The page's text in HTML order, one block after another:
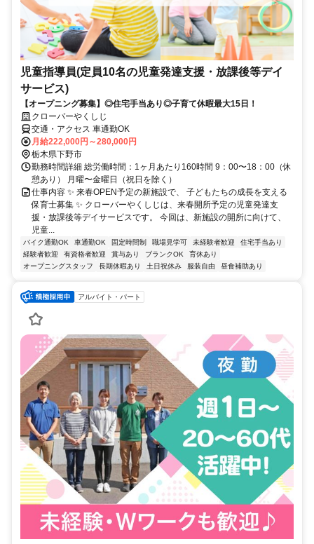
児童指導員(定員10名の児童発達支援・放課後等デイ
サービス)
【オープニング募集】◎住宅手当あり◎子育て休暇最大15日！
クローバーやくしじ
交通・アクセス 車通勤OK
月給222,000円～280,000円
栃木県下野市
勤務時間詳細 総労働時間：1ヶ月あたり160時間 9：00〜18：00（休
憩あり） 月曜〜金曜日（祝日を除く）
仕事内容 ✨ 来春OPEN予定の新施設で、 子どもたちの成長を支える
保育士募集 ✨ クローバーやくしじは、来春開所予定の児童発達支
援・放課後等デイサービスです。 今回は、新施設の開所に向けて、
児童...
バイク通勤OK 車通勤OK 固定時間制 職場見学可 未経験者歓迎
住宅手当あり
経験者歓迎
有資格者歓迎 賞与あり ブランクOK
育休あり
オープニングスタッフ
長期休暇あり 土日祝休み 服装自由 昼食補助あり
アルバイト・パート